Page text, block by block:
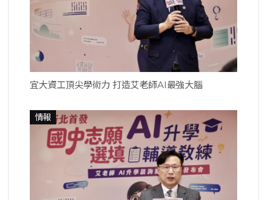
宜大資工頂尖學術力 打造艾老師AI最強大腦
情報